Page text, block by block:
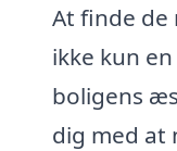
At finde
ikke kun
boligens
dig med at